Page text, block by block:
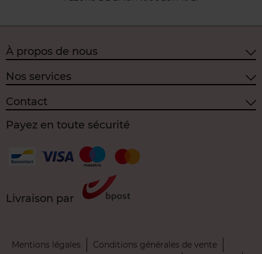
À propos de nous
Nos services
Contact
Payez en toute sécurité
Livraison par
Mentions légales
Conditions générales de vente